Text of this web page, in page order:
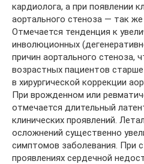
кардиолога, а при появлении
аортального стеноза — так же
Отмечается тенденция к
инволюционных
причин аортального стеноза,
возрастных пациентов
в хирургической коррекции
При врожденном или
отмечается длительный
клинических проявлений.
осложнений существенно
симптомов заболевания. При
проявлениях сердечной